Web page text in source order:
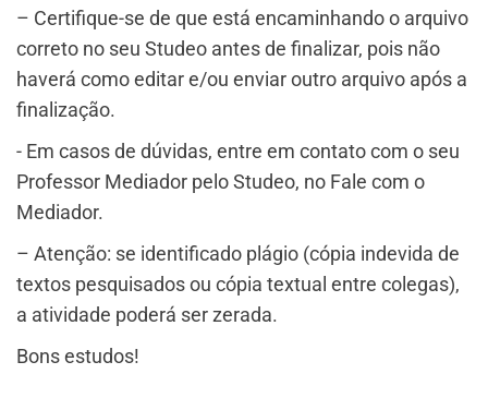
– Certifique-se de que está encaminhando o arquivo
correto no seu Studeo antes de finalizar, pois não
haverá como editar e/ou enviar outro arquivo após a
finalização.
​- Em casos de dúvidas, entre em contato com o seu
Professor Mediador pelo Studeo, no Fale com o
Mediador.
– Atenção: se identificado plágio (cópia indevida de
textos pesquisados ou cópia textual entre colegas),
a atividade poderá ser zerada.
Bons estudos!